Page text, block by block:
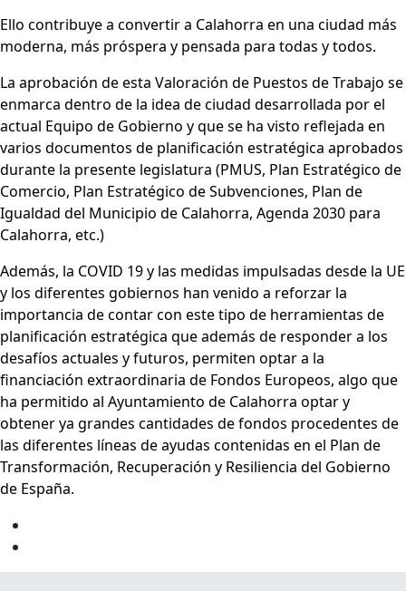
Ello contribuye a convertir a Calahorra en una ciudad más
moderna, más próspera y pensada para todas y todos.
La aprobación de esta Valoración de Puestos de Trabajo se
enmarca dentro de la idea de ciudad desarrollada por el
actual Equipo de Gobierno y que se ha visto reflejada en
varios documentos de planificación estratégica aprobados
durante la presente legislatura (PMUS, Plan Estratégico de
Comercio, Plan Estratégico de Subvenciones, Plan de
Igualdad del Municipio de Calahorra, Agenda 2030 para
Calahorra, etc.)
Además, la COVID 19 y las medidas impulsadas desde la UE
y los diferentes gobiernos han venido a reforzar la
importancia de contar con este tipo de herramientas de
planificación estratégica que además de responder a los
desafíos actuales y futuros, permiten optar a la
financiación extraordinaria de Fondos Europeos, algo que
ha permitido al Ayuntamiento de Calahorra optar y
obtener ya grandes cantidades de fondos procedentes de
las diferentes líneas de ayudas contenidas en el Plan de
Transformación, Recuperación y Resiliencia del Gobierno
de España.